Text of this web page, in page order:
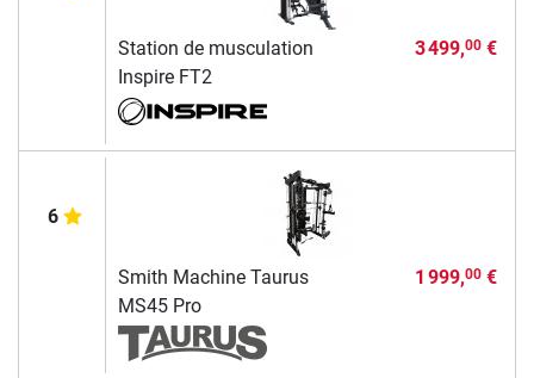
Station de musculation
Inspire FT2
3 499,00€
6
Smith Machine Taurus
MS45 Pro
1 999,00€